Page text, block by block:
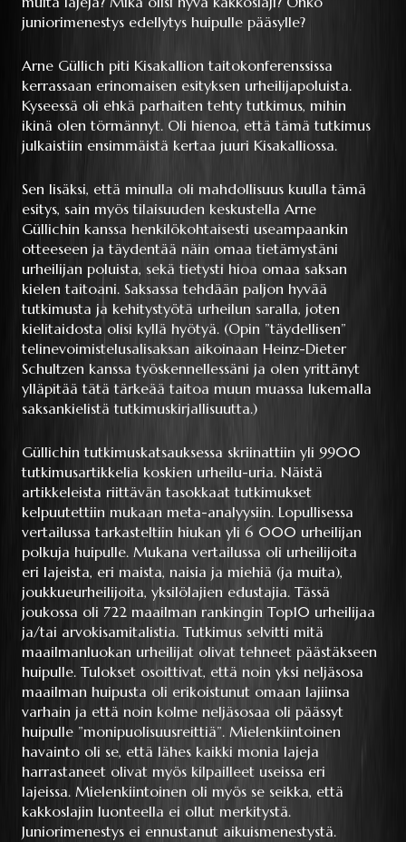
juniorimenestys edellytys huipulle pääsylle?
Arne Güllich piti Kisakallion taitokonferenssissa
kerrassaan erinomaisen esityksen urheilijapoluista.
Kyseessä oli ehkä parhaiten tehty tutkimus, mihin
ikinä olen törmännyt. Oli hienoa, että tämä tutkimus
julkaistiin ensimmäistä kertaa juuri Kisakalliossa.
Sen lisäksi, että minulla oli mahdollisuus kuulla tämä
esitys, sain myös tilaisuuden keskustella Arne
Güllichin kanssa henkilökohtaisesti useampaankin
otteeseen ja täydentää näin omaa tietämystäni
urheilijan poluista, sekä tietysti hioa omaa saksan
kielen taitoani. Saksassa tehdään paljon hyvää
tutkimusta ja kehitystyötä urheilun saralla, joten
kielitaidosta olisi kyllä hyötyä. (Opin ”täydellisen”
telinevoimistelusalisaksan aikoinaan Heinz-Dieter
Schultzen kanssa työskennellessäni ja olen yrittänyt
ylläpitää tätä tärkeää taitoa muun muassa lukemalla
saksankielistä tutkimuskirjallisuutta.)
Güllichin tutkimuskatsauksessa skriinattiin yli 9900
tutkimusartikkelia koskien urheilu-uria. Näistä
artikkeleista riittävän tasokkaat tutkimukset
kelpuutettiin mukaan meta-analyysiin. Lopullisessa
vertailussa tarkasteltiin hiukan yli 6 000 urheilijan
polkuja huipulle. Mukana vertailussa oli urheilijoita
eri lajeista, eri maista, naisia ja miehiä (ja muita),
joukkueurheilijoita, yksilölajien edustajia. Tässä
joukossa oli 722 maailman rankingin Top10 urheilijaa
ja/tai arvokisamitalistia. Tutkimus selvitti mitä
maailmanluokan urheilijat olivat tehneet päästäkseen
huipulle. Tulokset osoittivat, että noin yksi neljäsosa
maailman huipusta oli erikoistunut omaan lajiinsa
varhain ja että noin kolme neljäsosaa oli päässyt
huipulle ”monipuolisuusreittiä”. Mielenkiintoinen
havainto oli se, että lähes kaikki monia lajeja
harrastaneet olivat myös kilpailleet useissa eri
lajeissa. Mielenkiintoinen oli myös se seikka, että
kakkoslajin luonteella ei ollut merkitystä.
Juniorimenestys ei ennustanut aikuismenestystä.